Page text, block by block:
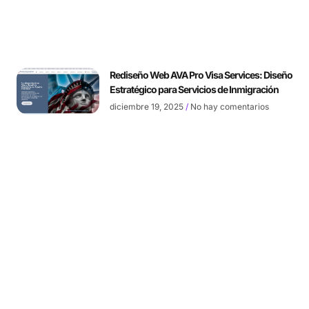
Rediseño Web AVA Pro Visa Services: Diseño
Estratégico para Servicios de Inmigración
diciembre 19, 2025 No hay comentarios